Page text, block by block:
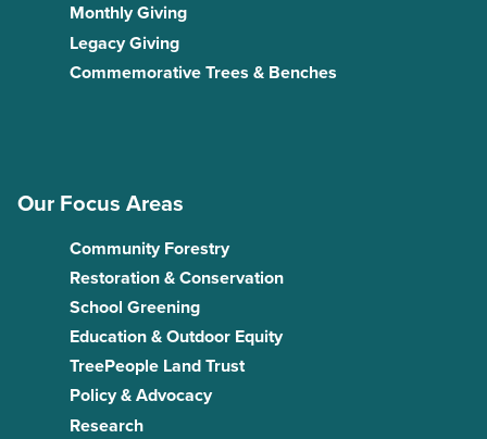
Monthly Giving
Legacy Giving
Commemorative Trees & Benches
Our Focus Areas
Community Forestry
Restoration & Conservation
School Greening
Education & Outdoor Equity
TreePeople Land Trust
Policy & Advocacy
Research